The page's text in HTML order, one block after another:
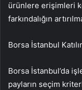
ürünlere erişimleri
farkındalığın
Borsa İstanbul
Borsa İstanbul’da
payların seçim